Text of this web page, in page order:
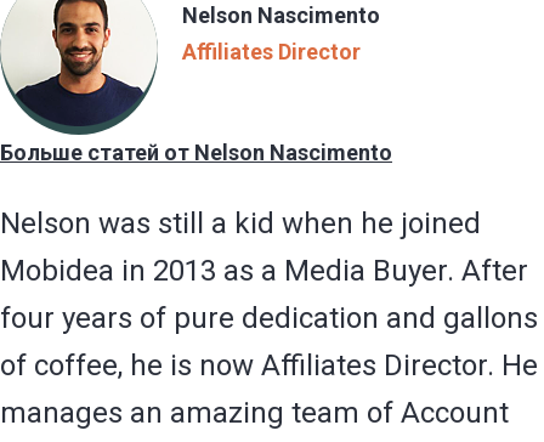
Nelson Nascimento
Affiliates Director
Больше статей от Nelson Nascimento
Nelson was still a kid when he joined
Mobidea in 2013 as a Media Buyer. After
four years of pure dedication and gallons
of coffee, he is now Affiliates Director. He
manages an amazing team of Account